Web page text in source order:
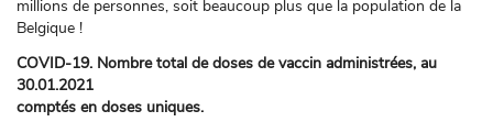
millions de personnes, soit beaucoup plus que la population de la
Belgique !
COVID-19. Nombre total de doses de vaccin administrées, au
30.01.2021
comptés en doses uniques.